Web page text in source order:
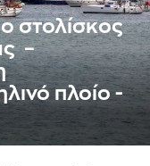
στολίσκος
–
πλοίο -